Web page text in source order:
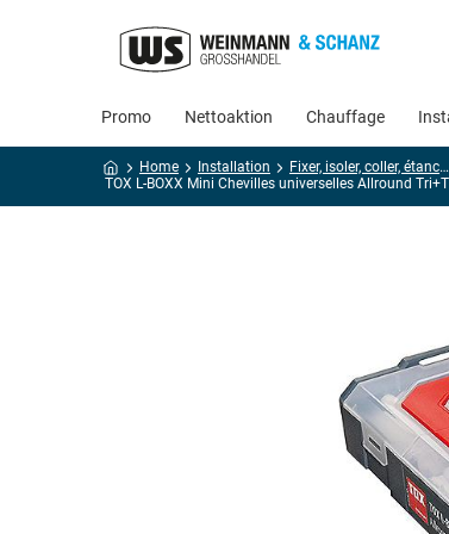
Promo Nettoaktion Chauffage
Home Installation Fixer, isoler, coller, étanchéifier
TOX L-BOXX Mini Chevilles universelles Allround